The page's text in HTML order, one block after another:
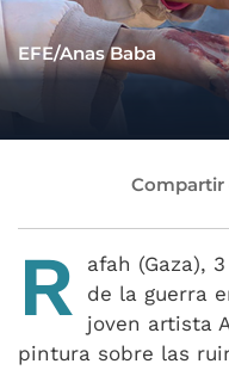
EFE/Anas Baba
Compartir
R
afah (Gaza),
de la guerra
joven artista
pintura sobre las